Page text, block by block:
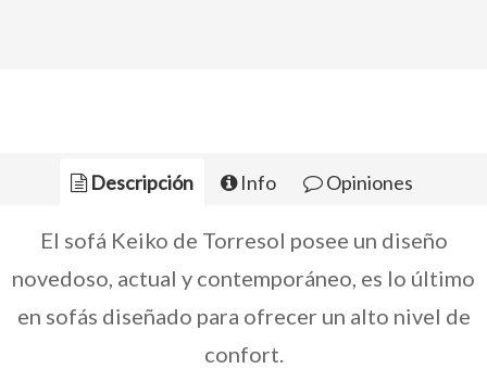
Descripción Info Opiniones
El sofá Keiko de Torresol posee un diseño
novedoso, actual y contemporáneo, es lo último
en sofás diseñado para ofrecer un alto nivel de
confort.